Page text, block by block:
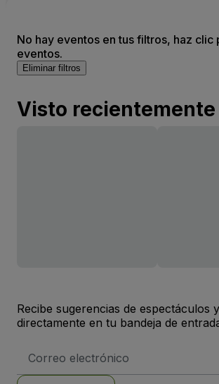
No hay eventos en tus filtros, haz clic
eventos.
Eliminar filtros
Visto recientemente
Recibe sugerencias de espectáculos
directamente en tu bandeja de
de